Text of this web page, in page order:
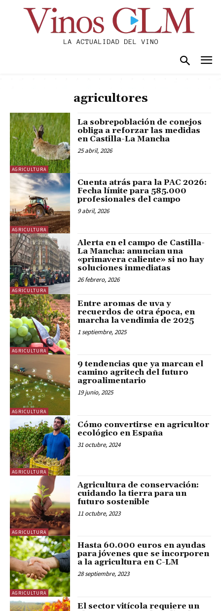
agricultores
AGRICULTURA
La sobrepoblación de conejos
obliga a reforzar las medidas
en Castilla-La Mancha
25 abril, 2026
AGRICULTURA
Cuenta atrás para la PAC 2026:
Fecha límite para 585.000
profesionales del campo
9 abril, 2026
AGRICULTURA
Alerta en el campo de Castilla-
La Mancha: anuncian una
«primavera caliente» si no hay
soluciones inmediatas
26 febrero, 2026
AGRICULTURA
Entre aromas de uva y
recuerdos de otra época, en
marcha la vendimia de 2025
1 septiembre, 2025
AGRICULTURA
9 tendencias que ya marcan el
camino agritech del futuro
agroalimentario
19 junio, 2025
AGRICULTURA
Cómo convertirse en agricultor
ecológico en España
31 octubre, 2024
AGRICULTURA
Agricultura de conservación:
cuidando la tierra para un
futuro sostenible
11 octubre, 2023
AGRICULTURA
Hasta 60.000 euros en ayudas
para jóvenes que se incorporen
a la agricultura en C-LM
28 septiembre, 2023
El sector vitícola requiere un